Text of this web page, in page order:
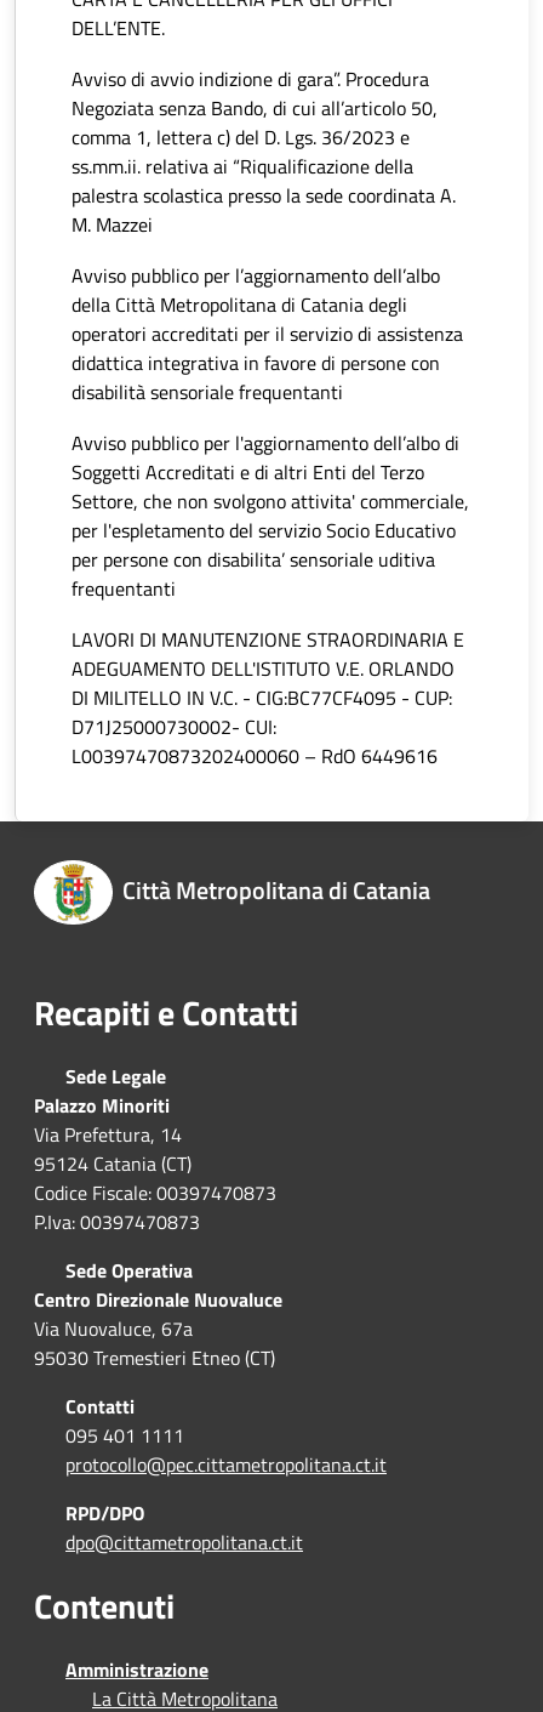
DELL’ENTE.
Avviso di avvio indizione di gara”. Procedura
Negoziata senza Bando, di cui all’articolo 50,
comma 1, lettera c) del D. Lgs. 36/2023 e
ss.mm.ii. relativa ai “Riqualificazione della
palestra scolastica presso la sede coordinata A.
M. Mazzei
Avviso pubblico per l’aggiornamento dell’albo
della Città Metropolitana di Catania degli
operatori accreditati per il servizio di assistenza
didattica integrativa in favore di persone con
disabilità sensoriale frequentanti
Avviso pubblico per l'aggiornamento dell’albo di
Soggetti Accreditati e di altri Enti del Terzo
Settore, che non svolgono attivita' commerciale,
per l'espletamento del servizio Socio Educativo
per persone con disabilita’ sensoriale uditiva
frequentanti
LAVORI DI MANUTENZIONE STRAORDINARIA E
ADEGUAMENTO DELL'ISTITUTO V.E. ORLANDO
DI MILITELLO IN V.C. - CIG:BC77CF4095 - CUP:
D71J25000730002- CUI:
L00397470873202400060 – RdO 6449616
Città Metropolitana di Catania
Recapiti e Contatti
Sede Legale
Palazzo Minoriti
Via Prefettura, 14
95124 Catania (CT)
Codice Fiscale: 00397470873
P.Iva: 00397470873
Sede Operativa
Centro Direzionale Nuovaluce
Via Nuovaluce, 67a
95030 Tremestieri Etneo (CT)
Contatti
095 401 1111
protocollo@pec.cittametropolitana.ct.it
RPD/DPO
dpo@cittametropolitana.ct.it
Contenuti
Amministrazione
La Città Metropolitana